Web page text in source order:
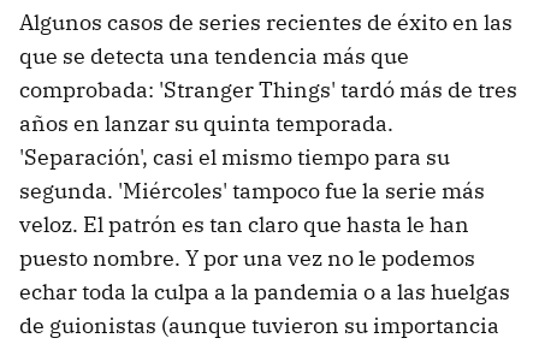
Algunos casos de series recientes de éxito en las
que se detecta una tendencia más que
comprobada: 'Stranger Things' tardó más de tres
años en lanzar su quinta temporada.
'Separación', casi el mismo tiempo para su
segunda. 'Miércoles' tampoco fue la serie más
veloz. El patrón es tan claro que hasta le han
puesto nombre. Y por una vez no le podemos
echar toda la culpa a la pandemia o a las huelgas
de guionistas (aunque tuvieron su importancia